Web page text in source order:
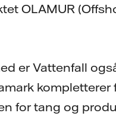
OLAMUR
er Vattenfall
for tang og